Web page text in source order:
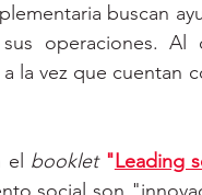
buscan
a la vez que cuentan
booklet "Leading